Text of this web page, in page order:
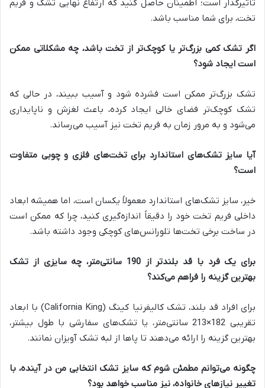
تأثیرگذار است؛ اطمینان حاصل کنید که ارتفاع نهایی تشک و فریم
تخت، برای شما مناسب باشد.
اگر تشک کمی بزرگ‌تر یا کوچک‌تر از تخت باشد، چه مشکلاتی ممکن
است ایجاد شود؟
تشک بزرگ‌تر ممکن است فشرده شود و آسیب ببیند، در حالی که
تشک کوچک‌تر فضای خالی ایجاد کرده، باعث لغزش و ناپایداری
می‌شود و به مرور زمان به فریم تخت نیز آسیب می‌رساند.
آیا سایز تشک‌های استاندارد برای تخت‌های فلزی و چوبی متفاوت
است؟
خیر، سایز تشک‌های استاندارد معمولاً یکسان است، اما همیشه ابعاد
داخلی فریم تخت خود را دقیقاً اندازه‌گیری کنید، چرا که ممکن است
در ساخت برخی تخت‌ها تلورانس‌های کوچکی وجود داشته باشد.
برای یک فرد با قد بلندتر از 190 سانتی‌متر، چه سایزی از تشک
بهترین گزینه را فراهم می‌کند؟
برای افراد قد بلند، تشک کالیفرنیا کینگ (California King) با ابعاد
تقریبی 182×213 سانتی‌متر، یا تشک‌های سفارشی با طول بیشتر،
بهترین گزینه را ارائه می‌دهند تا پاها از لبه تشک آویزان نمانند.
چگونه می‌توانم مطمئن شوم که سایز تشک انتخابی من در آینده، با
تغییر نیازهای خانواده، نیز مناسب خواهد بود؟